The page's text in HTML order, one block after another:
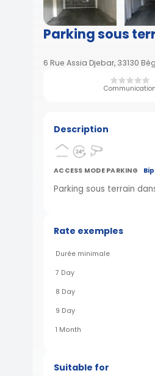
Parking sous
6 Rue Assia Djebar, 33130
Communication
Description
ACCESS MODE PARKING Bip
Parking sous terrain
Rate exemples
Durée minimale
7 Day
8 Day
9 Day
1 Month
Suitable for